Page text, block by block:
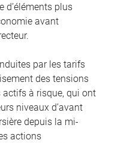
d’éléments plus
avant
par les tarifs
des tensions
à risque, qui ont
niveaux d’avant
depuis la mi-
actions